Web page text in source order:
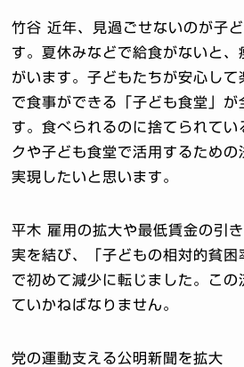
竹谷 近年、見過ごせないのが子
す。夏休みなどで給食がないと、
がいます。子どもたちが安心して
で食事ができる「子ども食堂」が
す。食べられるのに捨てられてい
クや子ども食堂で活用するための
実現したいと思います。
平木 雇用の拡大や最低賃金の引
実を結び、「子どもの相対的貧
で初めて減少に転じました。この
ていかねばなりません。
党の運動支える公明新聞を拡大